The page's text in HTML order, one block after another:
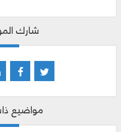
شارك
مواضيع